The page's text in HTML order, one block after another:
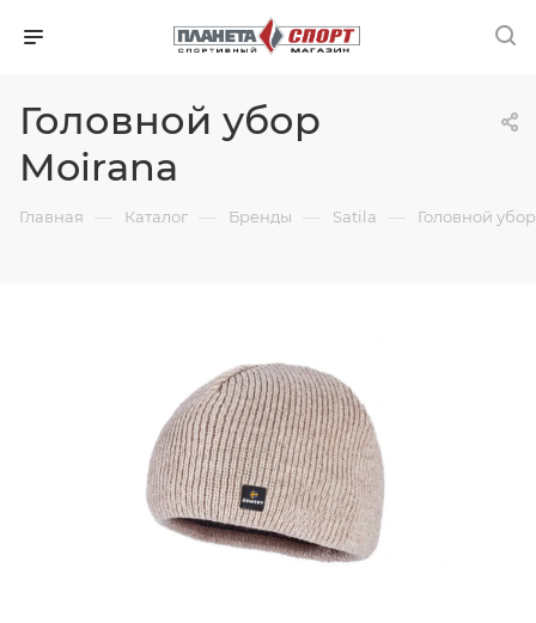
Головной убор
Moirana
Главная — Каталог — Бренды — Satila — Головной